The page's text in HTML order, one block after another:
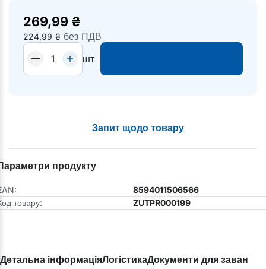
269,99 ₴
224,99 ₴ без ПДВ
шт
Запит щодо товару
продукту
8594011506566
товару:
ZUTPR000199
Детальна інформаціяЛогістикаДокументи для